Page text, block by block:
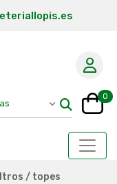
0
/ topes